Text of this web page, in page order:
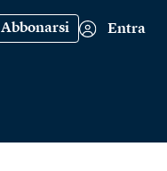
Abbonarsi Entra